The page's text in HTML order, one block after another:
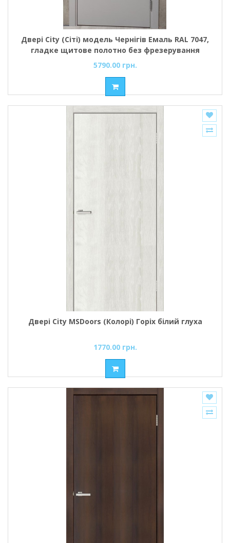
Двері City (Сіті) модель Чернігів Емаль RAL 7047,
гладке щитове полотно без фрезерування
5790.00 грн.
Двері City MSDoors (Колорі) Горіх білий глуха
1770.00 грн.